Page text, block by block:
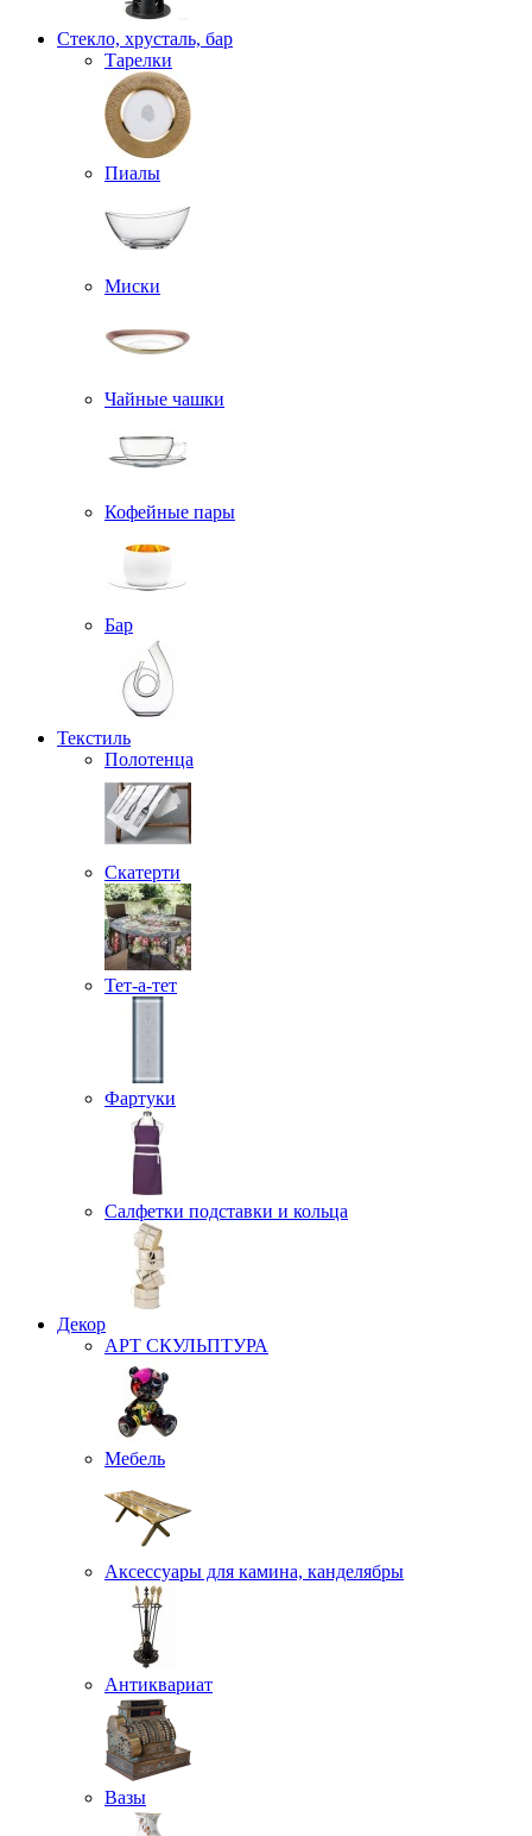
Стекло, хрусталь, бар
Тарелки
Пиалы
Миски
Чайные чашки
Кофейные пары
Бар
Текстиль
Полотенца
Скатерти
Тет-а-тет
Фартуки
Салфетки подставки и кольца
Декор
АРТ СКУЛЬПТУРА
Мебель
Аксессуары для камина, канделябры
Антиквариат
Вазы